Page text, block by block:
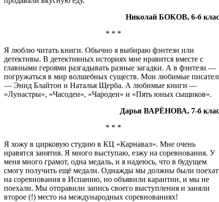
Николай БОКОВ, 6-б
* * *
Я люблю читать книги. Обычно я выбираю фэнтези или
детективы. В детективных историях мне нравится вместе с
главными героями разгадывать разные загадки. А в фэнтези —
погружаться в мир волшебных существ. Мои любимые
— Энид Блайтон и Наталья Щерба. А любимые книги —
«Лунастры», «Часодеи», «Чародеи» и «Пять юных сыщиков».
Дарья ВАРЁНОВА, 7-б
* * *
Я хожу в цирковую студию в КЦ «Карнавал». Мне очень
нравятся занятия. Я много выступаю, езжу на соревнования. У
меня много грамот, одна медаль, и я надеюсь, что в будущем
смогу получить ещё медали. Однажды мы должны были
на соревнования в Испанию, но объявили карантин, и мы не
поехали. Мы отправили запись своего выступления и заняли
второе (!) место на международных соревнованиях!